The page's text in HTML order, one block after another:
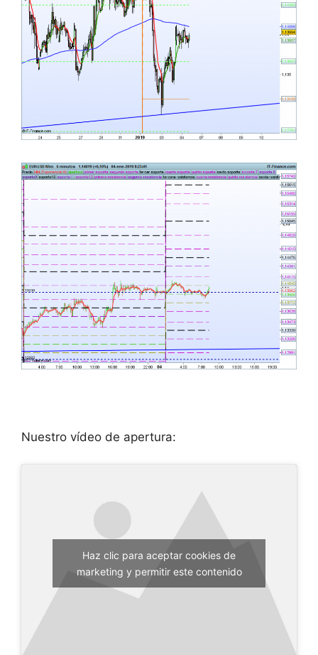
Nuestro vídeo de apertura:
Haz clic para aceptar cookies de
marketing y permitir este contenido